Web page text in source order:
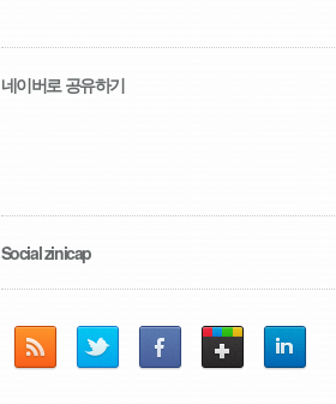
네이버로 공유하기
Social zinicap